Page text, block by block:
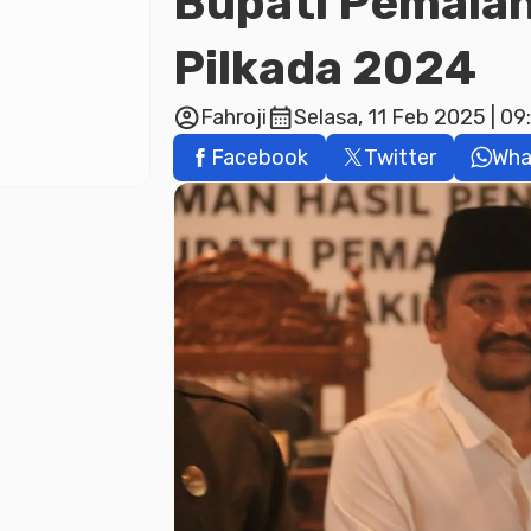
Pilkada 2024
account_circleFahrojicalendar_monthSelasa, 11 Feb 2025 |
Facebook
Twitter